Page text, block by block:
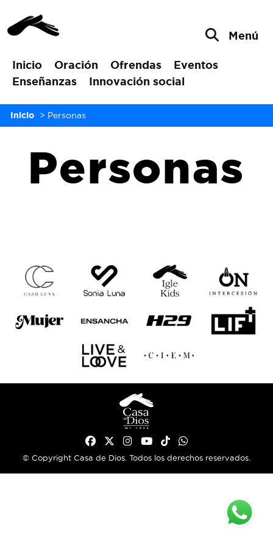
Inicio Oración Ofrendas
Eventos
Enseñanzas
Innovación social
Menú
Inicio > Personas
Personas
© Copyright Casa de Dios. Todos los derechos reservados.